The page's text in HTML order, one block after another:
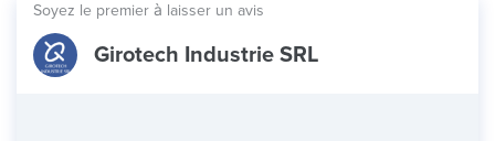
Soyez le premier à laisser un avis
Girotech Industrie SRL